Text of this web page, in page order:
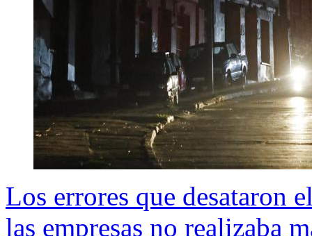
Los errores que desataron
las empresas no realizaba